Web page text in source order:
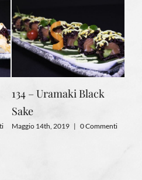
134 – Uramaki Black
Sake
Maggio 14th, 2019 | 0 Commenti